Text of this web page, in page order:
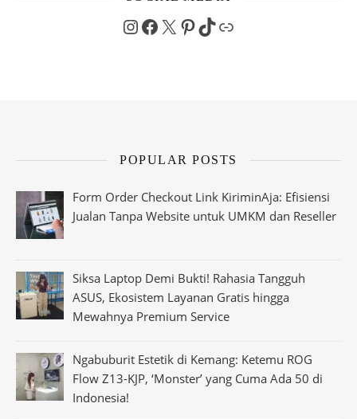
Instagram
Facebook
X Pinterest
TikTok
Link
POPULAR POSTS
Form Order Checkout Link KiriminAja: Efisiensi
Jualan Tanpa Website untuk UMKM dan Reseller
Siksa Laptop Demi Bukti! Rahasia Tangguh
ASUS, Ekosistem Layanan Gratis hingga
Mewahnya Premium Service
Ngabuburit Estetik di Kemang: Ketemu ROG
Flow Z13-KJP, ‘Monster’ yang Cuma Ada 50 di
Indonesia!